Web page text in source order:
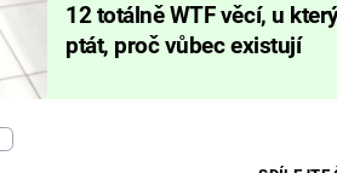
12 totálně WTF věcí, u
ptát, proč vůbec existují